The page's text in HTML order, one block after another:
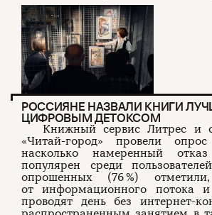
РОССИЯНЕ НАЗВАЛИ КНИГИ
ЦИФРОВЫМ ДЕТОКСОМ
Книжный сервис Литрес и
«Читай-город» провели
насколько намеренный
популярен среди
опрошенных (76 %)
от информационного потока и
проводят день без интернет-